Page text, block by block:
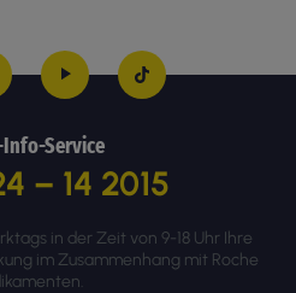
Service
– 14 2015
in der Zeit von 9-18 Uhr Ihre
im Zusammenhang mit Roche